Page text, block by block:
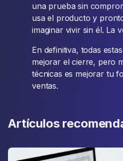
una prueba sin
usa el producto y
imaginar vivir sin él. La
En definitiva, todas
mejorar el cierre, pero
técnicas es mejorar tu
ventas.
Artículos